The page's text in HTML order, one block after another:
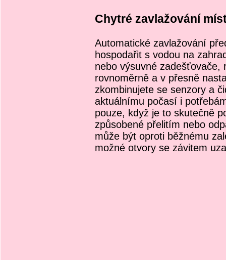
Chytré zavlažování
Automatické zavlažování
hospodařit s vodou na
nebo výsuvné zadešťovače,
rovnoměrně a v přesně
zkombinujete se senzory a
aktuálnímu počasí i
pouze, když je to skutečně
způsobené přelitím nebo
může být oproti běžnému
možné otvory se závitem